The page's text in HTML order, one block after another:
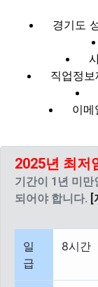
경기도
직업정
이
2025년 최저
기간이 1년 미
되어야 합니다. [
일
급
8시간